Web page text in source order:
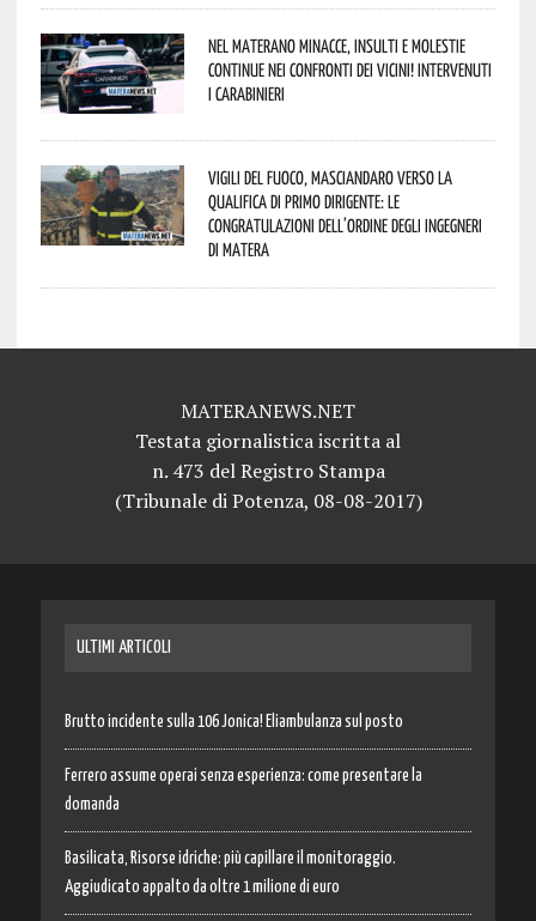
Nel materano minacce, insulti e molestie
continue nei confronti dei vicini! Intervenuti
i Carabinieri
Vigili del Fuoco, Masciandaro verso la
qualifica di Primo Dirigente: le
congratulazioni dell’Ordine degli Ingegneri
di Matera
MATERANEWS.NET
Testata giornalistica iscritta al
n. 473 del Registro Stampa
(Tribunale di Potenza, 08-08-2017)
ULTIMI ARTICOLI
Brutto incidente sulla 106 Jonica! Eliambulanza sul posto
Ferrero assume operai senza esperienza: come presentare la
domanda
Basilicata, Risorse idriche: più capillare il monitoraggio.
Aggiudicato appalto da oltre 1 milione di euro